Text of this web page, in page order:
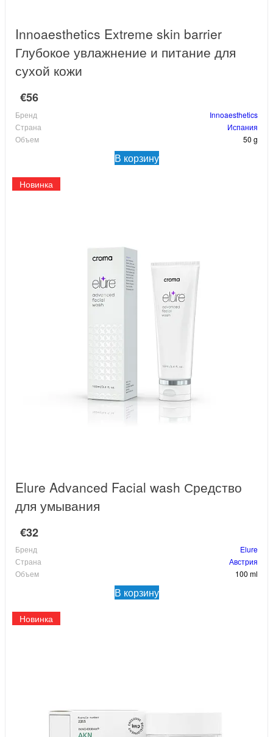
Innoaesthetics Extreme skin barrier
Глубокое увлажнение и питание для
сухой кожи
€56
Бренд
Innoaesthetics
Страна
Испания
Объем
50 g
В корзину
Новинка
Elure Advanced Facial wash Средство
для умывания
€32
Бренд
Elure
Страна
Австрия
Объем
100 ml
В корзину
Новинка